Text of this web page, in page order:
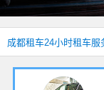
成都租车24小时租车服